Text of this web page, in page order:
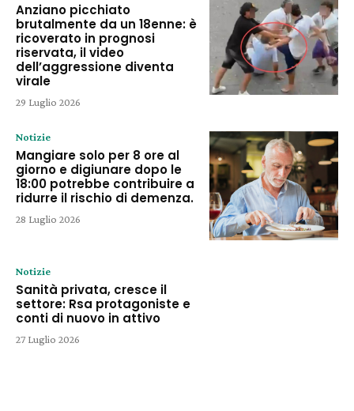
Anziano picchiato
brutalmente da un 18enne: è
ricoverato in prognosi
riservata, il video
dell’aggressione diventa
virale
29 Luglio 2026
Notizie
Mangiare solo per 8 ore al
giorno e digiunare dopo le
18:00 potrebbe contribuire a
ridurre il rischio di demenza.
28 Luglio 2026
Notizie
Sanità privata, cresce il
settore: Rsa protagoniste e
conti di nuovo in attivo
27 Luglio 2026